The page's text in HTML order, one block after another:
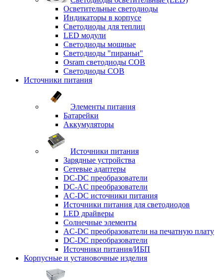
Осветительные светодиоды
Индикаторы в корпусе
Светодиоды для теплиц
LED модули
Светодиоды мощные
Светодиоды "пираньи"
Osram светодиоды COB
Светодиоды COB
Источники питания
Элементы питания
Батарейки
Аккумуляторы
Источники питания
Зарядные устройства
Сетевые адаптеры
DC-DC преобразователи
DC-AC преобразователи
AC-DC источники питания
Источники питания для светодиодов
LED драйверы
Солнечные элементы
AC-DC преобразователи на печатную плату
DC-DC преобразователи
Источники питания/ИБП
Корпусные и установочные изделия